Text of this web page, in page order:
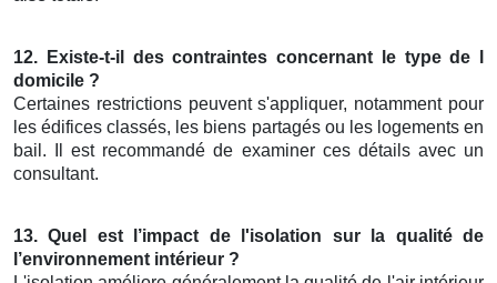
12. Existe-t-il des contraintes concernant le type de l
domicile ?
Certaines restrictions peuvent s'appliquer, notamment pour
les édifices classés, les biens partagés ou les logements en
bail. Il est recommandé de examiner ces détails avec un
consultant.
13. Quel est l’impact de l'isolation sur la qualité de
l’environnement intérieur ?